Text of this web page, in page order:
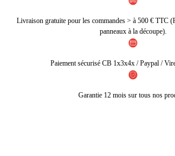
Livraison gratuite pour les commandes > à 500 € TTC
panneaux à la découpe).
Paiement sécurisé CB 1x3x4x / Paypal /
Garantie 12 mois sur tous nos